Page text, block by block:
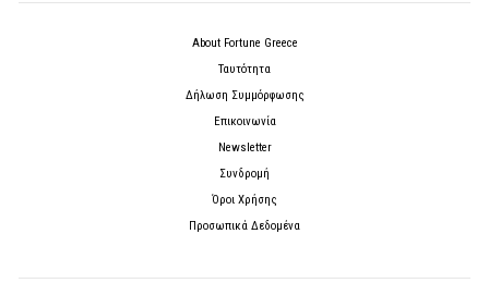
About Fortune Greece
Ταυτότητα
Δήλωση Συμμόρφωσης
Επικοινωνία
Newsletter
Συνδρομή
Όροι Χρήσης
Προσωπικά Δεδομένα